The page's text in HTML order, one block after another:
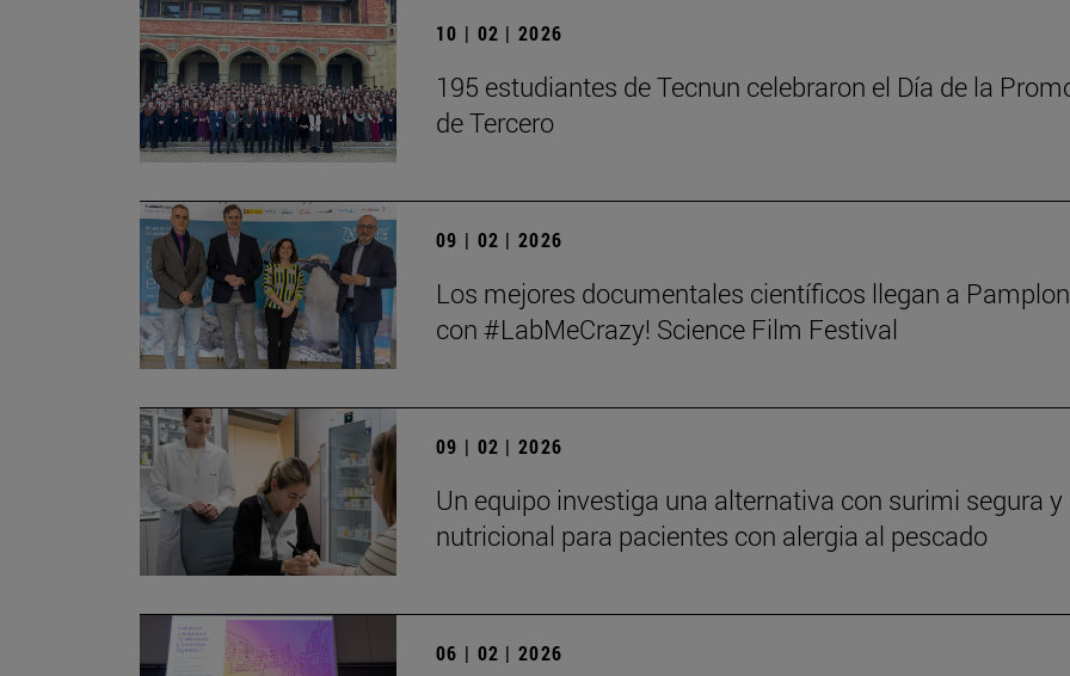
10 | 02 | 2026
195 estudiantes de Tecnun celebraron el Día de la
de Tercero
09 | 02 | 2026
Los mejores documentales científicos llegan a
con #LabMeCrazy! Science Film Festival
09 | 02 | 2026
Un equipo investiga una alternativa con surimi segura y
nutricional para pacientes con alergia al pescado
06 | 02 | 2026